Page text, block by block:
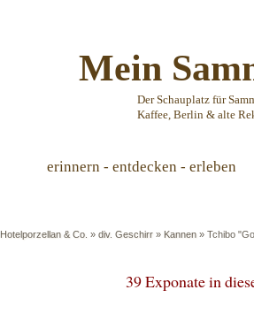
Mein
Der Schauplatz für
Kaffee, Berlin & alte
erinnern - entdecken - erleben
Hotelporzellan & Co. » div. Geschirr » Kannen » Tchibo
39 Exponate in